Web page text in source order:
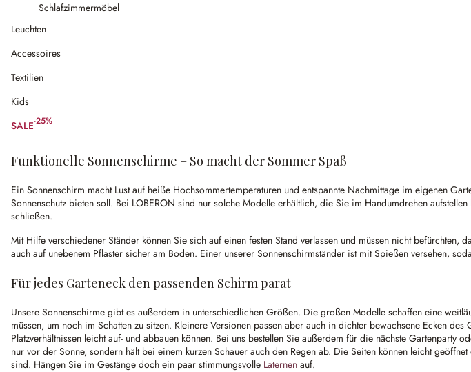
Schlafzimmermöbel
Leuchten
Accessoires
Textilien
Kids
SALE-25%
(25% gespart)
Funktionelle Sonnenschirme – So macht der Sommer Spaß
Ein Sonnenschirm macht Lust auf heiße Hochsommertemperaturen und entspannte Nachmittage im eigenen
Sonnenschutz bieten soll. Bei LOBERON sind nur solche Modelle erhältlich, die Sie im Handumdrehen
schließen.
Mit Hilfe verschiedener Ständer können Sie sich auf einen festen Stand verlassen und müssen nicht
auch auf unebenem Pflaster sicher am Boden. Einer unserer Sonnenschirmständer ist mit Spießen versehen,
Für jedes Garteneck den passenden Schirm parat
Unsere Sonnenschirme gibt es außerdem in unterschiedlichen Größen. Die großen Modelle schaffen eine
müssen, um noch im Schatten zu sitzen. Kleinere Versionen passen aber auch in dichter bewachsene Ecken
Platzverhältnissen leicht auf- und abbauen können. Bei uns bestellen Sie außerdem für die nächste
nur vor der Sonne, sondern hält bei einem kurzen Schauer auch den Regen ab. Die Seiten können leicht
sind. Hängen Sie im Gestänge doch ein paar stimmungsvolle Laternen auf.